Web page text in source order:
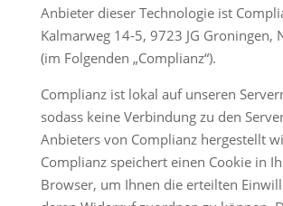
Anbieter dieser Technologie ist
Kalmarweg 14-5, 9723 JG Groningen,
(im Folgenden „Complianz“).
Complianz ist lokal auf unseren
sodass keine Verbindung zu den
Anbieters von Complianz hergestellt
Complianz speichert einen Cookie in
Browser, um Ihnen die erteilten